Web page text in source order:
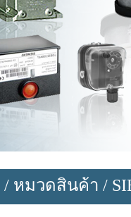
/ หมวดสินค้า /